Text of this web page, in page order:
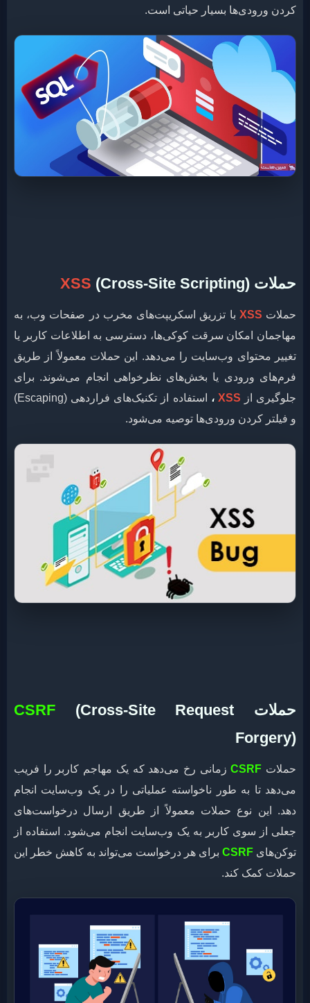
کردن ورودی‌ها بسیار حیاتی است.
حملات XSS (Cross-Site Scripting)
حملات XSS با تزریق اسکریپت‌های مخرب در صفحات وب، به
مهاجمان امکان سرقت کوکی‌ها، دسترسی به اطلاعات کاربر یا
تغییر محتوای وب‌سایت را می‌دهد. این حملات معمولاً از طریق
فرم‌های ورودی یا بخش‌های نظرخواهی انجام می‌شوند. برای
جلوگیری از XSS ،
استفاده از تکنیک‌های فراردهی (Escaping)
و فیلتر کردن ورودی‌ها توصیه می‌شود.
حملات CSRF (Cross-Site Request
Forgery)
حملات CSRF زمانی رخ می‌دهد که یک مهاجم کاربر را فریب
می‌دهد تا به طور ناخواسته عملیاتی را در یک وب‌سایت انجام
دهد. این نوع حملات معمولاً از طریق ارسال درخواست‌های
جعلی از سوی کاربر به یک وب‌سایت انجام می‌شود. استفاده از
توکن‌های CSRF برای هر درخواست می‌تواند به کاهش خطر این
حملات کمک کند.